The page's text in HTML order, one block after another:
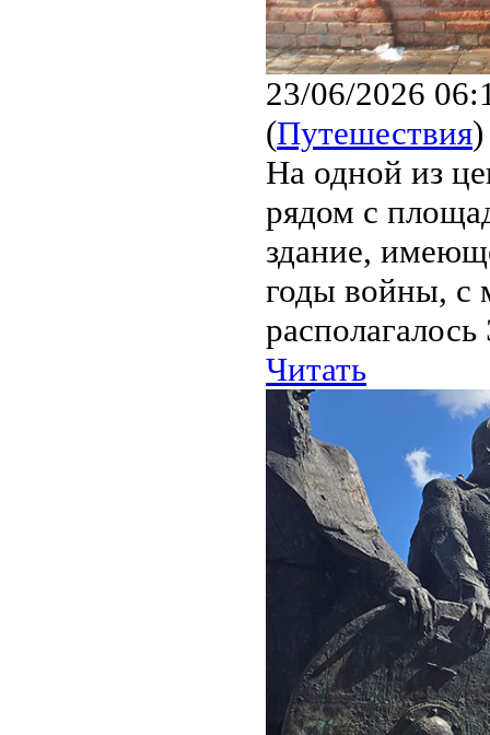
23/06/2026
(Путешествия)
На одной из
рядом с
здание,
годы войны, с
Читать